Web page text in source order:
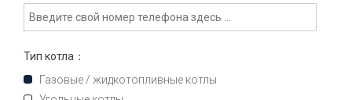
Тип котла：
Газовые / жидкотопливные котлы